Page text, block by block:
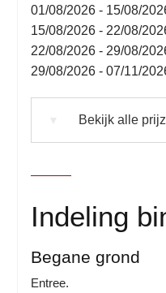
01/08/2026 - 15/08/
15/08/2026 - 22/08/
22/08/2026 - 29/08/
29/08/2026 - 07/11/
Bekijk alle
Indeling
Begane grond
Entree.